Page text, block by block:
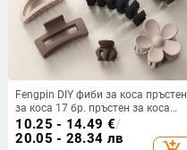
Fengpin DIY фиби за коса пръстен
за коса 17 бр. пръстен за коса
TikTok Xi Yin Amazon захват
щипка за акула перлен пръстен
10.25 - 14.49 €/
20.05 - 28.34 лв